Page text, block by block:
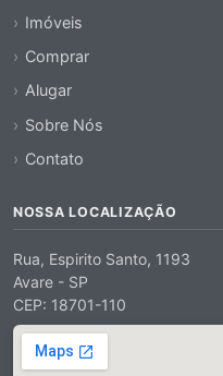
Imóveis
Comprar
Alugar
Sobre Nós
Contato
NOSSA LOCALIZAÇÃO
Rua, Espirito Santo, 1193
Avare - SP
CEP: 18701-110